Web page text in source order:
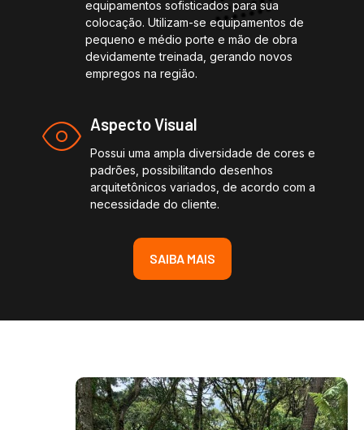
equipamentos sofisticados para sua
colocação. Utilizam-se equipamentos de
pequeno e médio porte e mão de obra
devidamente treinada, gerando novos
empregos na região.
Aspecto Visual
Possui uma ampla diversidade de cores e
padrões, possibilitando desenhos
arquitetônicos variados, de acordo com a
necessidade do cliente.
SAIBA MAIS